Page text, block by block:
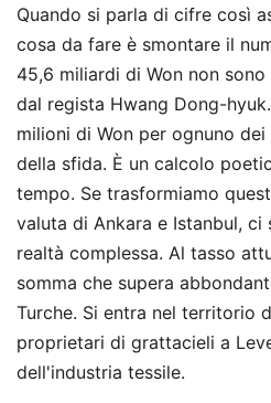
Quando si parla di cifre così
cosa da fare è smontare il
45,6 miliardi di Won non
dal regista Hwang Dong-
milioni di Won per ognuno
della sfida. È un calcolo
tempo. Se trasformiamo
valuta di Ankara e Istanbul, ci
realtà complessa. Al tasso
somma che supera
Turche. Si entra nel territorio
proprietari di grattacieli a
dell'industria tessile.